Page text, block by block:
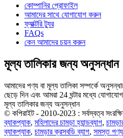
কোম্পানির প্রোফাইল
আমাদের সাথে যোগাযোগ করুন
ফ্যাক্টরি ট্যুর
FAQs
কেন আমাদের চয়ন করুন
মূল্য তালিকার জন্য অনুসন্ধান
আমাদের পণ্য বা মূল্য তালিকা সম্পর্কে
ছেড়ে দিন এবং আমরা 24 ঘন্টার মধ্যে
মূল্য তালিকার জন্য অনুসন্ধান
© কপিরাইট - 2010-2023 : সর্বস্বত্ব
ব্যাকপ্যাক, মহিলাদের চামড়া হ্যান্ডব্যাগ,
ব্যাকপ্যাক, চামড়ার ক্রসবডি ব্যাগ, সমস্ত পণ্য